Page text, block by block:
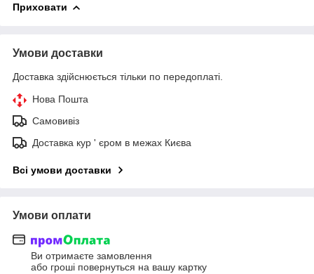
Приховати
Умови доставки
Доставка здійснюється тільки по передоплаті.
Нова Пошта
Самовивіз
Доставка кур ' єром в межах Києва
Всі умови доставки
Умови оплати
Ви отримаєте замовлення
або гроші повернуться на вашу картку